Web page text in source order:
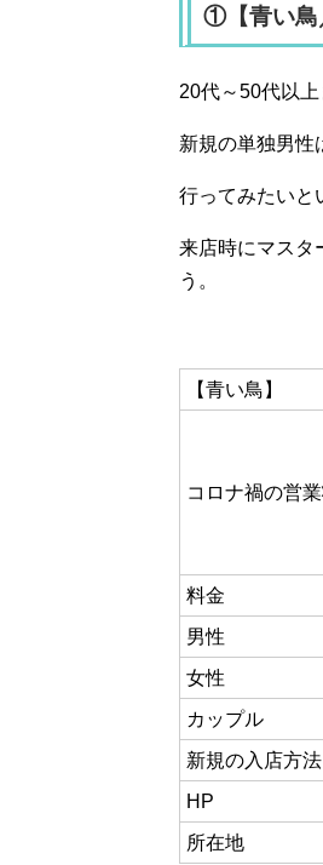
①【青い鳥
20代～50代以
新規の単独男性
行ってみたいと
来店時にマスタ
う。
【青い鳥】
コロナ禍の営
料金
男性
女性
カップル
新規の入店方法
HP
所在地